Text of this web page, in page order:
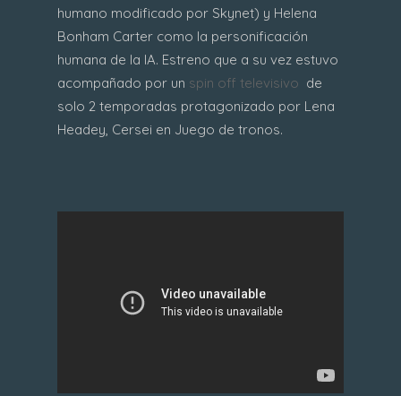
humano modificado por Skynet) y Helena
Bonham Carter como la personificación
humana de la IA. Estreno que a su vez estuvo
acompañado por un spin off televisivo de
solo 2 temporadas protagonizado por Lena
Headey, Cersei en Juego de tronos.